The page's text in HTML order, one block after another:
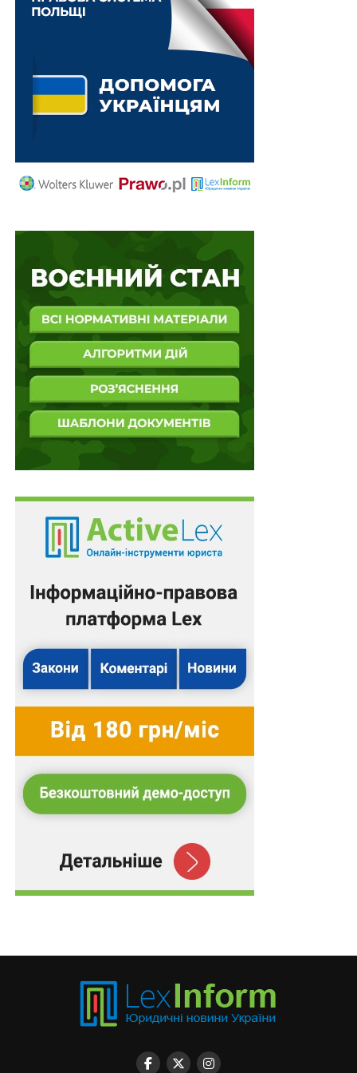
товариства (місії), духовного навчального закладу,
уповноважений на виконання/проведення
богослужінь, релігійних обрядів, церемоній,
здійснення проповідницької діяльності;
4) священнослужитель – працівник релігійного
товариства (місії), духовного навчального закладу,
уповноважений на виконання/проведення
При цьому встановлено, що дія цього наказу
поширюється на священнослужителів:
1) які є керівниками релігійних організацій і відомості
про яких містяться в Єдиному державному реєстрі
юридичних осіб, фізичних осіб – підприємців та
громадських формувань;
2) які працюють в релігійних організаціях на умовах
трудового договору в кількості, що є необхідною для
забезпечення належної діяльності релігійних
Розгляд питання щодо бронювання
військовозобов’язаних священнослужителів
відбувається з урахуванням заповнення штатних
України, Національній гвардії України, інших
утворених відповідно до законів України військових
формувань та Державній прикордонній службі
України відповідно до розподілу квот конфесійного
представництва військових капеланів.
Також зверніть увагунаПравові позиції
Верховного Суду щодо кримінальних
правопорушень, пов’язаних з війною,
алгоритми дій, роз’яснення, корисні ресурси
Схожі статті:
проводити хірургічні операції без дотримання…
У 30 разів можуть збільшити штраф за